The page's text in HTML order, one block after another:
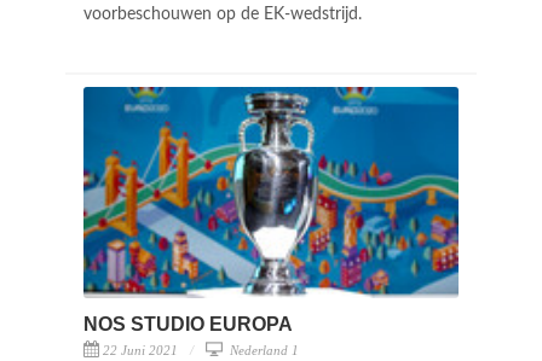
voorbeschouwen op de EK-wedstrijd.
NOS STUDIO EUROPA
22 Juni 2021 Nederland 1